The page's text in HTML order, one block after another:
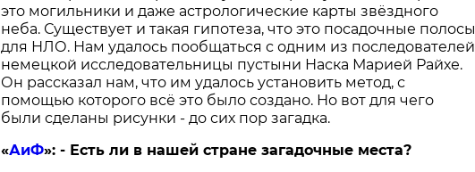
это могильники и даже астрологические карты звёздного
неба. Существует и такая гипотеза, что это посадочные полосы
для НЛО. Нам удалось пообщаться с одним из последователей
немецкой исследовательницы пустыни Наска Марией Райхе.
Он рассказал нам, что им удалось установить метод, с
помощью которого всё это было создано. Но вот для чего
были сделаны рисунки - до сих пор загадка.
«АиФ»: - Есть ли в нашей стране загадочные места?